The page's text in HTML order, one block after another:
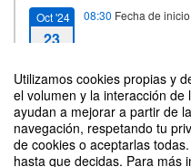
Utilizamos cookies propias y
el volumen y la interacción
ayudan a mejorar a partir de
navegación, respetando tu
de cookies o aceptarlas
hasta que decidas. Para más
Oct '24
23
08:30 Fecha de inicio
Oct '24
25
00:00Fecha de fin